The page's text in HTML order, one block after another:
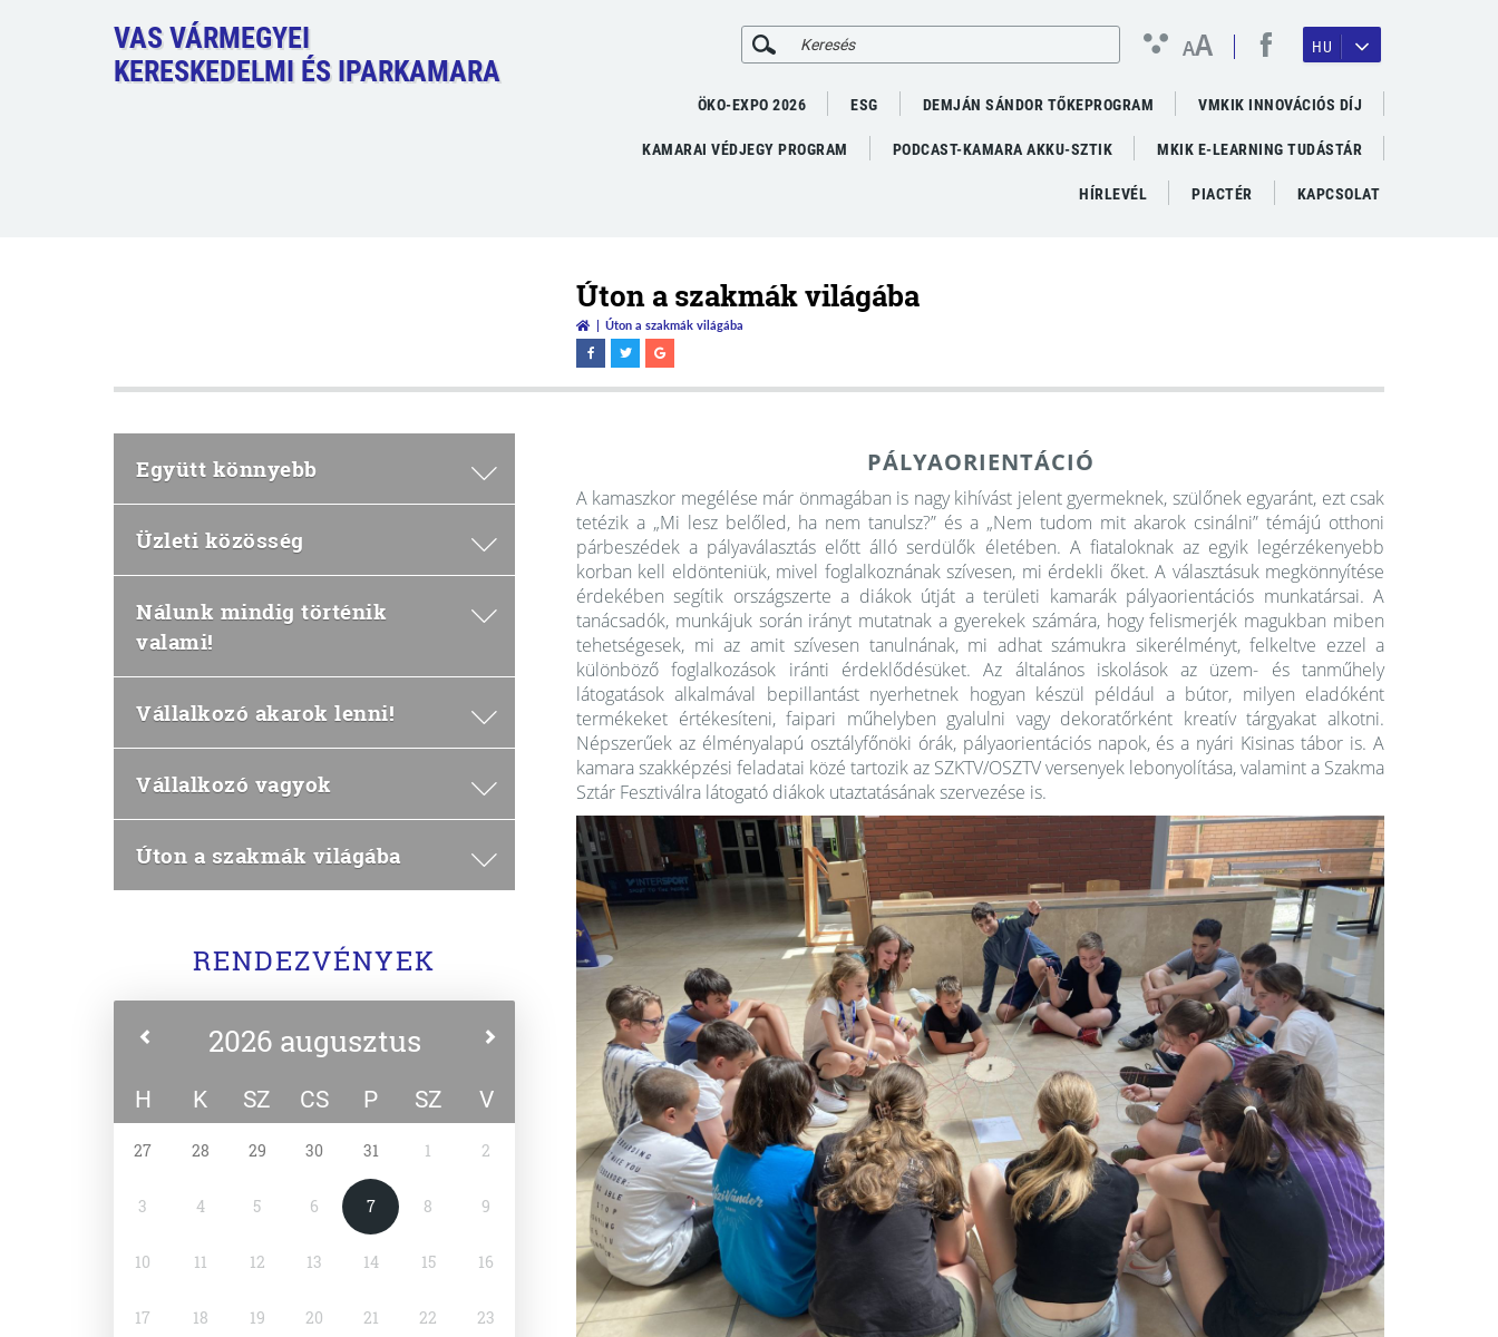
VAS VÁRMEGYEI
KERESKEDELMI ÉS IPARKAMARA
AA HU
ÖKO-EXPO 2026 ESG DEMJÁN SÁNDOR TŐKEPROGRAM VMKIK INNOVÁCIÓS DÍJ
KAMARAI VÉDJEGY PROGRAM PODCAST-KAMARA AKKU-SZTIK MKIK E-LEARNING TUDÁSTÁR
HÍRLEVÉL PIACTÉR KAPCSOLAT
Úton a szakmák világába
Úton a szakmák világába
Együtt könnyebb
Üzleti közösség
Nálunk mindig történik
valami!
Vállalkozó akarok lenni!
Vállalkozó vagyok
Úton a szakmák világába
RENDEZVÉNYEK
2026 augusztus
H K SZ CS P SZ V
27 28 29 30 31 1 2
3 4 5 6 7 8 9
10 11 12 13 14 15 16
17 18 19 20 21 22 23
PÁLYAORIENTÁCIÓ
A kamaszkor megélése már önmagában is nagy kihívást jelent gyermeknek, szülőnek egyaránt, ezt csak
tetézik a „Mi lesz belőled, ha nem tanulsz?” és a „Nem tudom mit akarok csinálni” témájú otthoni
párbeszédek a pályaválasztás előtt álló serdülők életében. A fiataloknak az egyik legérzékenyebb
korban kell eldönteniük, mivel foglalkoznának szívesen, mi érdekli őket. A választásuk megkönnyítése
érdekében segítik országszerte a diákok útját a területi kamarák pályaorientációs munkatársai. A
tanácsadók, munkájuk során irányt mutatnak a gyerekek számára, hogy felismerjék magukban miben
tehetségesek, mi az amit szívesen tanulnának, mi adhat számukra sikerélményt, felkeltve ezzel a
különböző foglalkozások iránti érdeklődésüket. Az általános iskolások az üzem- és tanműhely
látogatások alkalmával bepillantást nyerhetnek hogyan készül például a bútor, milyen eladóként
termékeket értékesíteni, faipari műhelyben gyalulni vagy dekoratőrként kreatív tárgyakat alkotni.
Népszerűek az élményalapú osztályfőnöki órák, pályaorientációs napok, és a nyári Kisinas tábor is. A
kamara szakképzési feladatai közé tartozik az SZKTV/OSZTV versenyek lebonyolítása, valamint a Szakma
Sztár Fesztiválra látogató diákok utaztatásának szervezése is.